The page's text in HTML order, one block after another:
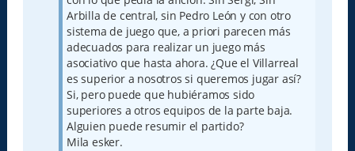
Arbilla de central, sin Pedro León y con otro
sistema de juego que, a priori parecen más
adecuados para realizar un juego más
asociativo que hasta ahora. ¿Que el Villarreal
es superior a nosotros si queremos jugar así?
Si, pero puede que hubiéramos sido
superiores a otros equipos de la parte baja.
Alguien puede resumir el partido?
Mila esker.